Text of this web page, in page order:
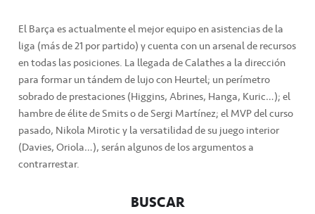
El Barça es actualmente el mejor equipo en asistencias de la
liga (más de 21 por partido) y cuenta con un arsenal de recursos
en todas las posiciones. La llegada de Calathes a la dirección
para formar un tándem de lujo con Heurtel; un perímetro
sobrado de prestaciones (Higgins, Abrines, Hanga, Kuric…); el
hambre de élite de Smits o de Sergi Martínez; el MVP del curso
pasado, Nikola Mirotic y la versatilidad de su juego interior
(Davies, Oriola…), serán algunos de los argumentos a
contrarrestar.
BUSCAR